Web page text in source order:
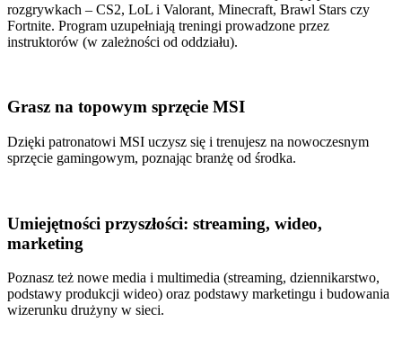
rozgrywkach – CS2, LoL i Valorant, Minecraft, Brawl Stars czy
Fortnite. Program uzupełniają treningi prowadzone przez
instruktorów (w zależności od oddziału).
Grasz na topowym sprzęcie MSI
Dzięki patronatowi MSI uczysz się i trenujesz na nowoczesnym
sprzęcie gamingowym, poznając branżę od środka.
Umiejętności przyszłości: streaming, wideo,
marketing
Poznasz też nowe media i multimedia (streaming, dziennikarstwo,
podstawy produkcji wideo) oraz podstawy marketingu i budowania
wizerunku drużyny w sieci.